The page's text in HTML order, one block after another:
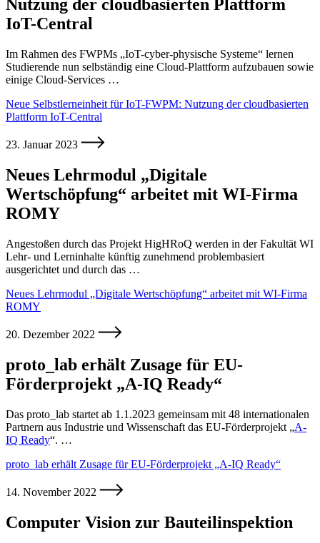
Nutzung der cloudbasierten Plattform
IoT-Central
Im Rahmen des FWPMs „IoT-cyber-physische Systeme“ lernen
Studierende nun selbständig eine Cloud-Plattform aufzubauen sowie
einige Cloud-Services …
Neue Selbstlerneinheit für IoT-FWPM: Nutzung der cloudbasierten
Plattform IoT-Central
23. Januar 2023
Neues Lehrmodul „Digitale
Wertschöpfung“ arbeitet mit WI-Firma
ROMY
Angestoßen durch das Projekt HigHRoQ werden in der Fakultät WI
Lehr- und Lerninhalte künftig zunehmend problembasiert
ausgerichtet und durch das …
Neues Lehrmodul „Digitale Wertschöpfung“ arbeitet mit WI-Firma
ROMY
20. Dezember 2022
proto_lab erhält Zusage für EU-
Förderprojekt „A-IQ Ready“
Das proto_lab startet ab 1.1.2023 gemeinsam mit 48 internationalen
Partnern aus Industrie und Wissenschaft das EU-Förderprojekt „A-
IQ Ready“. …
proto_lab erhält Zusage für EU-Förderprojekt „A-IQ Ready“
14. November 2022
Computer Vision zur Bauteilinspektion